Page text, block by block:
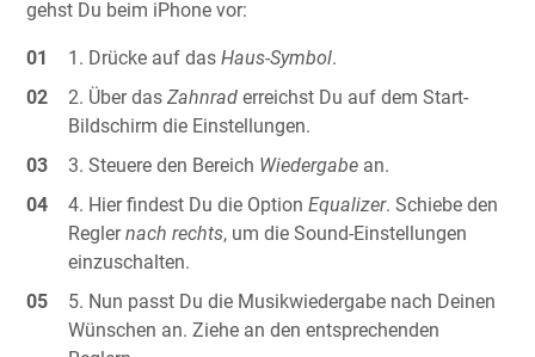
gehst Du beim iPhone vor:
Drücke auf dasHaus-Symbol.
Über dasZahnrad erreichst Du auf dem Start-
Bildschirm die Einstellungen.
Steuere den Bereich Wiedergabe an.
Hier findest Du die OptionEqualizer. Schiebe den
Reglernach rechts, um die Sound-Einstellungen
einzuschalten.
Nun passt Du die Musikwiedergabe nach Deinen
Wünschen an. Ziehe an den entsprechenden